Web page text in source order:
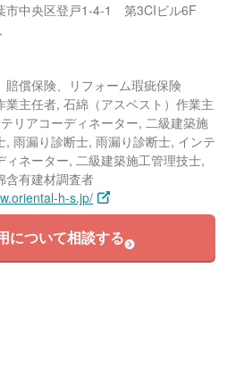
市中央区登戸1-4-1 第3CIビル6F
賠償保険、リフォーム瑕疵保険
業主任者, 石綿（アスベスト）作業主
リアコーディネーター, 二級建築施
, 雨漏り診断士, 雨漏り診断士, インテ
ィネーター, 二級建築施工管理技士,
含有建材調査者
h-s.jp/
について相談する